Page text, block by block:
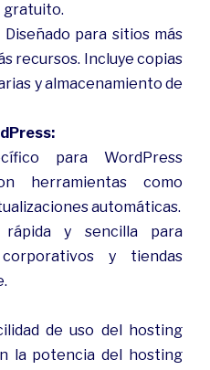
gratuito.
Diseñado para sitios más
recursos. Incluye copias
y almacenamiento de
para WordPress
herramientas como
automáticas.
rápida y sencilla para
y tiendas
de uso del hosting
la potencia del hosting